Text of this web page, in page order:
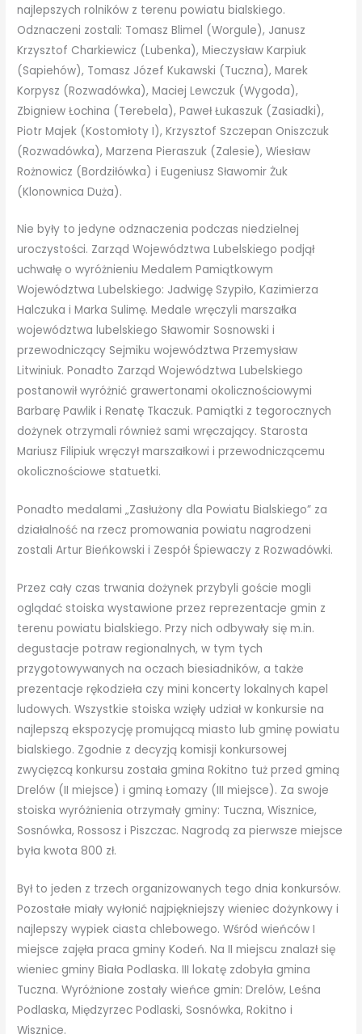
najlepszych rolników z terenu powiatu bialskiego.
Odznaczeni zostali: Tomasz Blimel (Worgule), Janusz
Krzysztof Charkiewicz (Lubenka), Mieczysław Karpiuk
(Sapiehów), Tomasz Józef Kukawski (Tuczna), Marek
Korpysz (Rozwadówka), Maciej Lewczuk (Wygoda),
Zbigniew Łochina (Terebela), Paweł Łukaszuk (Zasiadki),
Piotr Majek (Kostomłoty I), Krzysztof Szczepan Oniszczuk
(Rozwadówka), Marzena Pieraszuk (Zalesie), Wiesław
Rożnowicz (Bordziłówka) i Eugeniusz Sławomir Żuk
(Klonownica Duża).
Nie były to jedyne odznaczenia podczas niedzielnej
uroczystości. Zarząd Województwa Lubelskiego podjął
uchwałę o wyróżnieniu Medalem Pamiątkowym
Województwa Lubelskiego: Jadwigę Szypiło, Kazimierza
Halczuka i Marka Sulimę. Medale wręczyli marszałka
województwa lubelskiego Sławomir Sosnowski i
przewodniczący Sejmiku województwa Przemysław
Litwiniuk. Ponadto Zarząd Województwa Lubelskiego
postanowił wyróżnić grawertonami okolicznościowymi
Barbarę Pawlik i Renatę Tkaczuk. Pamiątki z tegorocznych
dożynek otrzymali również sami wręczający. Starosta
Mariusz Filipiuk wręczył marszałkowi i przewodniczącemu
okolicznościowe statuetki.
Ponadto medalami „Zasłużony dla Powiatu Bialskiego” za
działalność na rzecz promowania powiatu nagrodzeni
zostali Artur Bieńkowski i Zespół Śpiewaczy z Rozwadówki.
Przez cały czas trwania dożynek przybyli goście mogli
oglądać stoiska wystawione przez reprezentacje gmin z
terenu powiatu bialskiego. Przy nich odbywały się m.in.
degustacje potraw regionalnych, w tym tych
przygotowywanych na oczach biesiadników, a także
prezentacje rękodzieła czy mini koncerty lokalnych kapel
ludowych. Wszystkie stoiska wzięły udział w konkursie na
najlepszą ekspozycję promującą miasto lub gminę powiatu
bialskiego. Zgodnie z decyzją komisji konkursowej
zwycięzcą konkursu została gmina Rokitno tuż przed gminą
Drelów (II miejsce) i gminą Łomazy (III miejsce). Za swoje
stoiska wyróżnienia otrzymały gminy: Tuczna, Wisznice,
Sosnówka, Rossosz i Piszczac. Nagrodą za pierwsze miejsce
była kwota 800 zł.
Był to jeden z trzech organizowanych tego dnia konkursów.
Pozostałe miały wyłonić najpiękniejszy wieniec dożynkowy i
najlepszy wypiek ciasta chlebowego. Wśród wieńców I
miejsce zajęła praca gminy Kodeń. Na II miejscu znalazł się
wieniec gminy Biała Podlaska. III lokatę zdobyła gmina
Tuczna. Wyróżnione zostały wieńce gmin: Drelów, Leśna
Podlaska, Międzyrzec Podlaski, Sosnówka, Rokitno i
Wisznice.